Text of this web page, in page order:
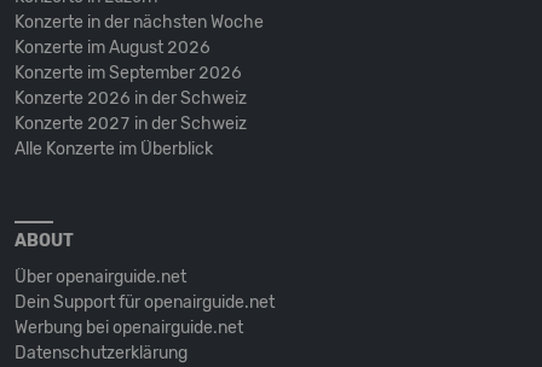
Konzerte in der nächsten Woche
Konzerte im August 2026
Konzerte im September 2026
Konzerte 2026 in der Schweiz
Konzerte 2027 in der Schweiz
Alle Konzerte im Überblick
ABOUT
Über openairguide.net
Dein Support für openairguide.net
Werbung bei openairguide.net
Datenschutz­erklärung